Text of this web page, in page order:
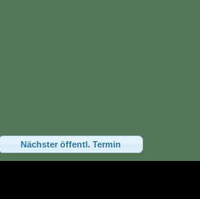
Nächster öffentl. Termin